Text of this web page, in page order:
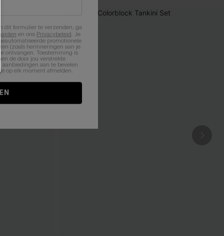
dit formulier te verzenden, ga
en ons Privacybeleid. Je
promotionele
(zoals herinneringen aan je
ontvangen. Toestemming is
de door jou verstrekte
aanbiedingen aan te bevelen
op elk moment afmelden.